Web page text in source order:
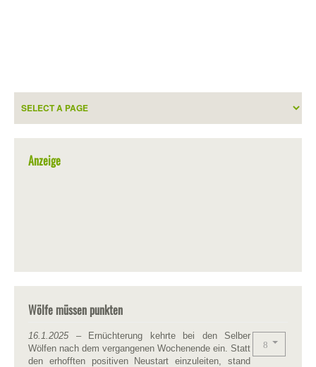
Anzeige
Wölfe müssen punkten
16.1.2025 – Ernüchterung kehrte bei den Selber
Wölfen nach dem vergangenen Wochenende ein. Statt
den erhofften positiven Neustart einzuleiten, stand